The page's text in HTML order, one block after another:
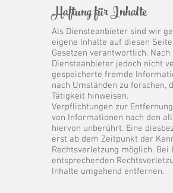
Haftung für Inhalte
Als Diensteanbieter sind wir
eigene Inhalte auf diesen
Gesetzen verantwortlich.
Diensteanbieter jedoch nicht
gespeicherte fremde
nach Umständen zu forschen,
Tätigkeit hinweisen.
Verpflichtungen zur
von Informationen nach den
hiervon unberührt. Eine
erst ab dem Zeitpunkt der
Rechtsverletzung möglich. Bei
entsprechenden
Inhalte umgehend entfernen.​